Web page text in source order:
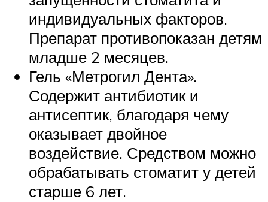
индивидуальных факторов.
Препарат противопоказан детям
младше 2 месяцев.
Гель «Метрогил Дента».
Содержит антибиотик и
антисептик, благодаря чему
оказывает двойное
воздействие. Средством можно
обрабатывать стоматит у детей
старше 6 лет.